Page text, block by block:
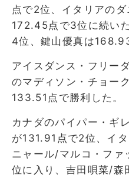
点で2位、イタリアの
172.45点で3位に続い
4位、鍵山優真は
アイスダンス・フリー
のマディソン・チョー
133.51点で勝利した。
カナダのパイパー・ギ
が131.91点で2位、イ
ニャール/マルコ・フ
位に入り、吉田唄菜/